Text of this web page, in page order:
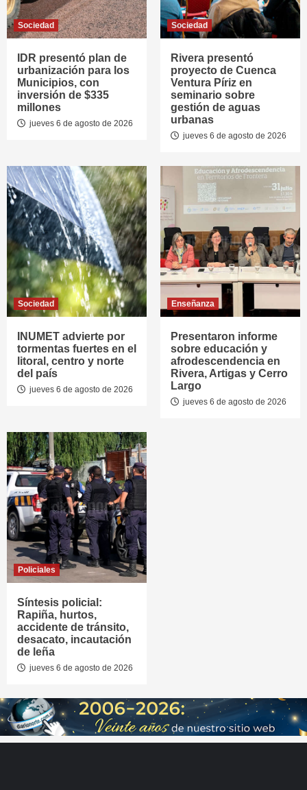
Sociedad
IDR presentó plan de
urbanización para los
Municipios, con
inversión de $335
millones
jueves 6 de agosto de 2026
Sociedad
Rivera presentó
proyecto de Cuenca
Ventura Píriz en
seminario sobre
gestión de aguas
urbanas
jueves 6 de agosto de 2026
Sociedad
INUMET advierte por
tormentas fuertes en el
litoral, centro y norte
del país
jueves 6 de agosto de 2026
Enseñanza
Presentaron informe
sobre educación y
afrodescendencia en
Rivera, Artigas y Cerro
Largo
jueves 6 de agosto de 2026
Policiales
Síntesis policial:
Rapiña, hurtos,
accidente de tránsito,
desacato, incautación
de leña
jueves 6 de agosto de 2026